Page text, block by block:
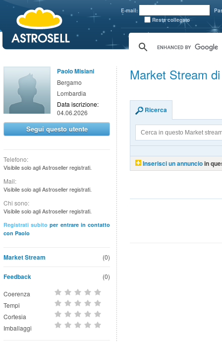
E-mail:
Resta collegato
Paolo Misiani
Bergamo
Lombardia
Data iscrizione:
04.06.2026
Segui questo utente
Telefono:
Visibile solo agli Astroseller registrati.
Mail:
Visibile solo agli Astroseller registrati.
Chi sono:
Visibile solo agli Astroseller registrati.
Registrati subito per entrare in contatto
con Paolo
(0)
Market Stream
Feedback (0)
Coerenza
Tempi
Cortesia
Imballaggi
Market Stream
Ricerca
Inserisci un annuncioin